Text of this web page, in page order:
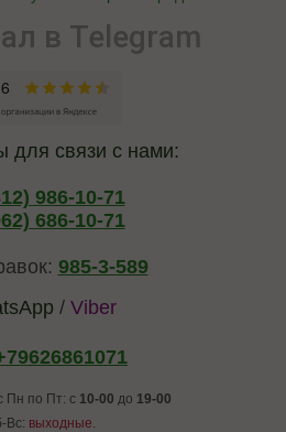
в Telegram
для связи с нами:
986-10-71
686-10-71
985-3-589
/ Viber
Пн по Пт: с 10-00 до 19-00
Вс: выходные.